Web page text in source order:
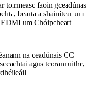
toirmeasc faoin gceadúnas
bearta a shainítear um
EDMI um Chóipcheart
na ceadúnais CC
agus teorannuithe,